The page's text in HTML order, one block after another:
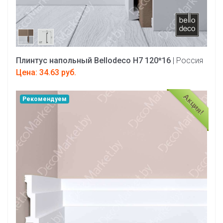
Плинтус напольный Bellodeco Н7 120*16
| Россия
Цена: 34.63 руб.
Акция!
Рекомендуем